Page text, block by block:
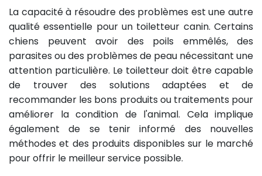
La capacité à résoudre des problèmes est une autre
qualité essentielle pour un toiletteur canin. Certains
chiens peuvent avoir des poils emmêlés, des
parasites ou des problèmes de peau nécessitant une
attention particulière. Le toiletteur doit être capable
de trouver des solutions adaptées et de
recommander les bons produits ou traitements pour
améliorer la condition de l'animal. Cela implique
également de se tenir informé des nouvelles
méthodes et des produits disponibles sur le marché
pour offrir le meilleur service possible.